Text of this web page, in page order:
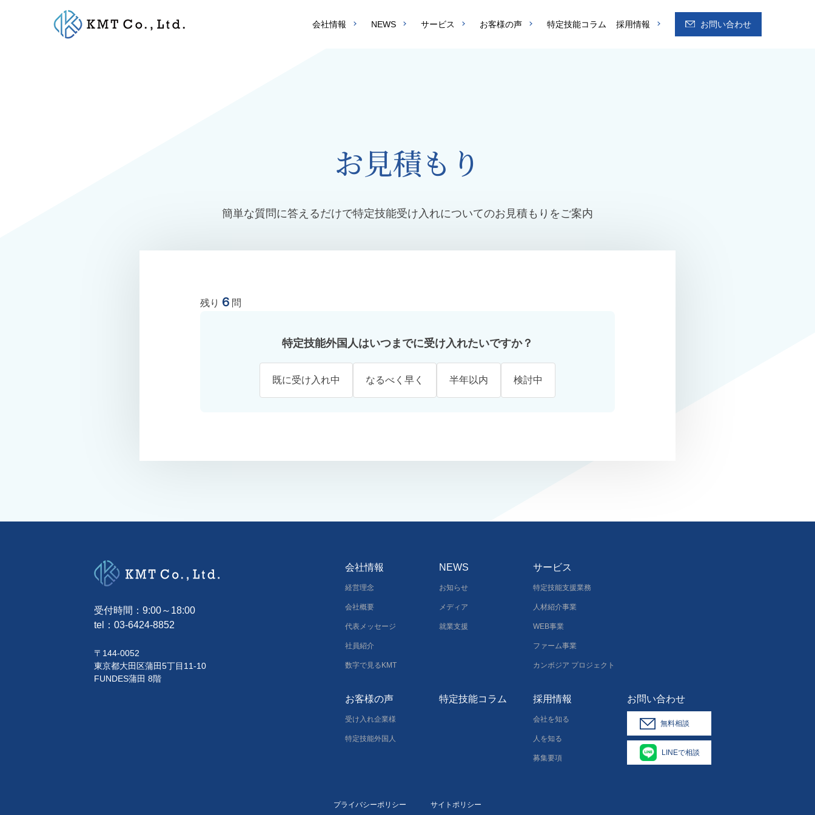
会社情報 NEWS サービス お客様の声 特定技能コラム 採用情報 お問い合わせ
お見積もり
簡単な質問に答えるだけで特定技能受け入れについてのお見積もりをご案内
残り ６ 問
特定技能外国人はいつまでに受け入れたいですか？
既に受け入れ中 なるべく早く 半年以内 検討中
受付時間：9:00～18:00
tel： 03-6424-8852
〒144-0052
東京都大田区蒲田5丁目11-10
FUNDES蒲田 8階
会社情報
経営理念
会社概要
代表メッセージ
社員紹介
数字で見るKMT
NEWS
お知らせ
メディア
就業支援
サービス
特定技能支援業務
人材紹介事業
WEB事業
ファーム事業
カンボジア プロジェクト
お客様の声
受け入れ企業様
特定技能外国人
特定技能コラム 採用情報
会社を知る
人を知る
募集要項
お問い合わせ
無料相談
LINEで相談
プライバシーポリシー サイトポリシー